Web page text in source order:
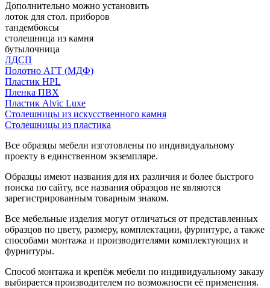
Дополнительно можно установить
лоток для стол. приборов
тандембоксы
столешница из камня
бутылочница
ЛДСП
Полотно АГТ (МДФ)
Пластик HPL
Пленка ПВХ
Пластик Alvic Luxe
Столешницы из искусственного камня
Столешницы из пластика
Все образцы мебели изготовлены по индивидуальному
проекту в единственном экземпляре.
Образцы имеют названия для их различия и более быстрого
поиска по сайту, все названия образцов не являются
зарегистрированным товарным знаком.
Все мебельные изделия могут отличаться от представленных
образцов по цвету, размеру, комплектации, фурнитуре, а также
способами монтажа и производителями комплектующих и
фурнитуры.
Способ монтажа и крепёж мебели по индивидуальному заказу
выбирается производителем по возможности её применения.